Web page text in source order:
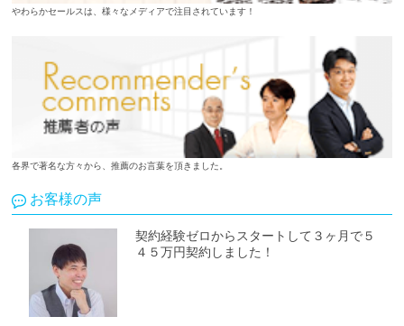
やわらかセールスは、様々なメディアで注目されています！
各界で著名な方々から、推薦のお言葉を頂きました。
お客様の声
契約経験ゼロからスタートして３ヶ月で５
４５万円契約しました！